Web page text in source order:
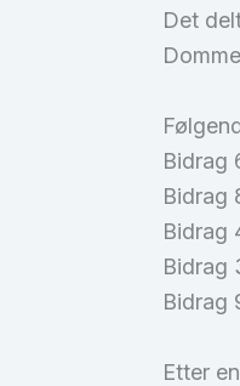
Det
Bidrag
Bidrag
Bidrag
Bidrag
Bidrag
Etter